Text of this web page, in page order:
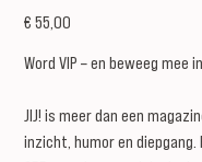
Prijs
€ 55,00
Word VIP – en beweeg mee
JIJ! is meer dan een
inzicht, humor en diepgang.